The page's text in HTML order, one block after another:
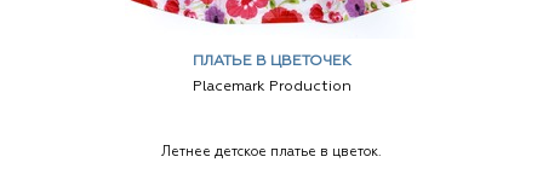
ПЛАТЬЕ В ЦВЕТОЧЕК
Placemark Production
Летнее детское платье в цветок.